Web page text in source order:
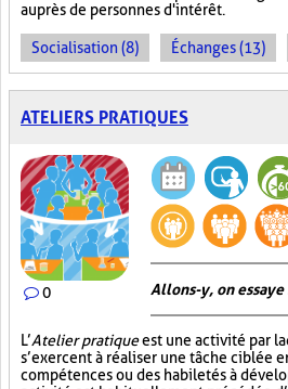
auprès de personnes d'intérêt.
Socialisation (8) Échanges (13)
ATELIERS PRATIQUES
0 Allons-y, on essaye
L’Atelier pratiqueest une activité par
s’exercent à réaliser une tâche ciblée
compétences ou des habiletés à